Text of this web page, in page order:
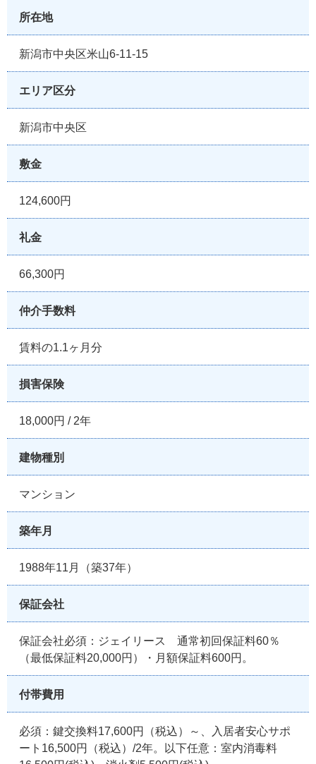
所在地
新潟市中央区米山6-11-15
エリア区分
新潟市中央区
敷金
124,600円
礼金
66,300円
仲介手数料
賃料の1.1ヶ月分
損害保険
18,000円 / 2年
建物種別
マンション
築年月
1988年11月（築37年）
保証会社
保証会社必須：ジェイリース 通常初回保証料60％
（最低保証料20,000円）・月額保証料600円。
付帯費用
必須：鍵交換料17,600円（税込）～、入居者安心サポ
ート16,500円（税込）/2年。以下任意：室内消毒料